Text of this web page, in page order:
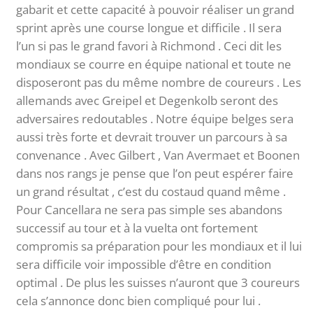
gabarit et cette capacité à pouvoir réaliser un grand
sprint après une course longue et difficile . Il sera
l’un si pas le grand favori à Richmond . Ceci dit les
mondiaux se courre en équipe national et toute ne
disposeront pas du même nombre de coureurs . Les
allemands avec Greipel et Degenkolb seront des
adversaires redoutables . Notre équipe belges sera
aussi très forte et devrait trouver un parcours à sa
convenance . Avec Gilbert , Van Avermaet et Boonen
dans nos rangs je pense que l’on peut espérer faire
un grand résultat , c’est du costaud quand même .
Pour Cancellara ne sera pas simple ses abandons
successif au tour et à la vuelta ont fortement
compromis sa préparation pour les mondiaux et il lui
sera difficile voir impossible d’être en condition
optimal . De plus les suisses n’auront que 3 coureurs
cela s’annonce donc bien compliqué pour lui .